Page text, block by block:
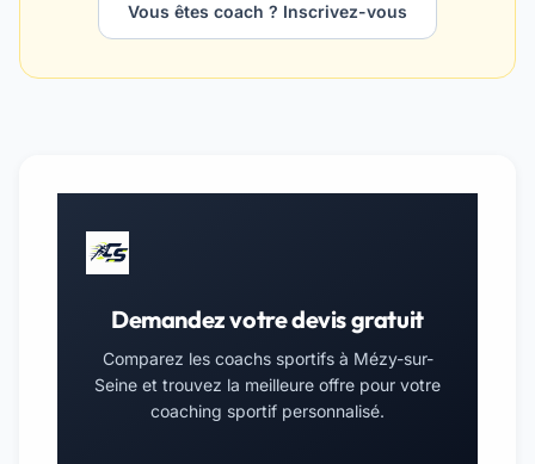
Vous êtes coach ? Inscrivez-vous
Demandez votre devis gratuit
Comparez les coachs sportifs à Mézy-sur-
Seine et trouvez la meilleure offre pour votre
coaching sportif personnalisé.